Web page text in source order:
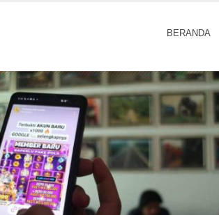
BERANDA